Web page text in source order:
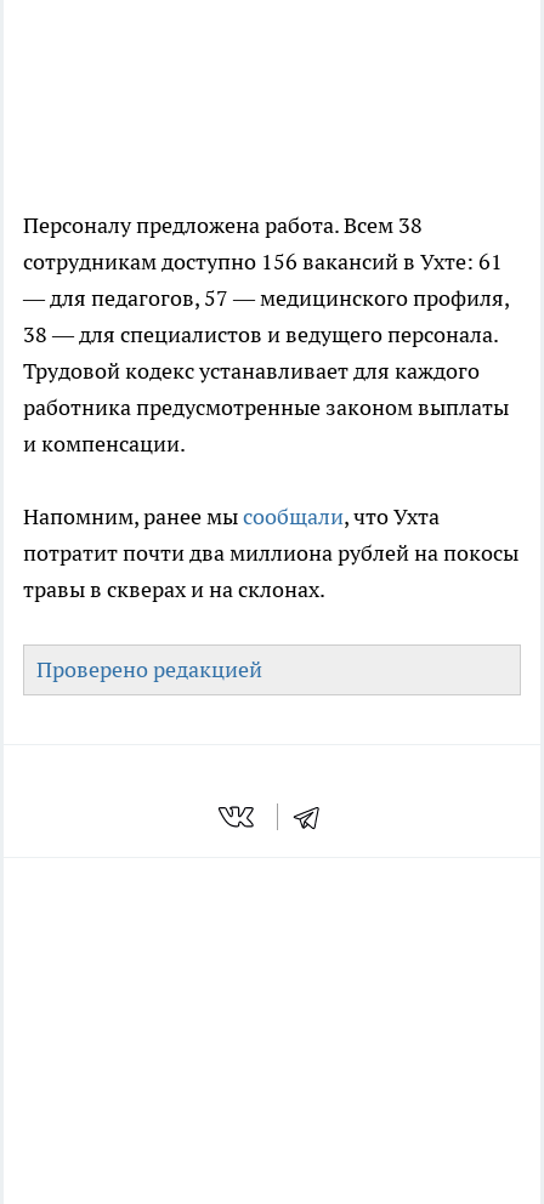
Персоналу предложена работа. Всем 38
сотрудникам доступно 156 вакансий в Ухте: 61
— для педагогов, 57 — медицинского профиля,
38 — для специалистов и ведущего персонала.
Трудовой кодекс устанавливает для каждого
работника предусмотренные законом выплаты
и компенсации.
Напомним, ранее мысообщали, что Ухта
потратит почти два миллиона рублей на покосы
травы в скверах и на склонах.
Проверено редакцией